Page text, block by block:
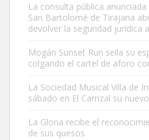
Gato manso encontrado
Este gato macho ha aparecido en la
es muy manso y extremadamente
La consulta pública
San Bartolomé de Tirajana
devolver la seguridad jurídica
Mogán Sunset Run sella su
colgando el cartel de aforo
La Sociedad Musical Villa de
sábado en El Carrizal su
La Gloria recibe el
de sus quesos